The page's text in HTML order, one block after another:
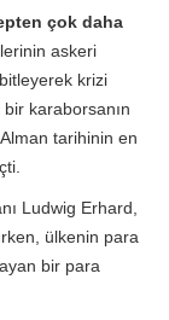
çok daha
askeri
krizi
bir karaborsanın
tarihinin en
Ludwig Erhard,
ülkenin para
bir para